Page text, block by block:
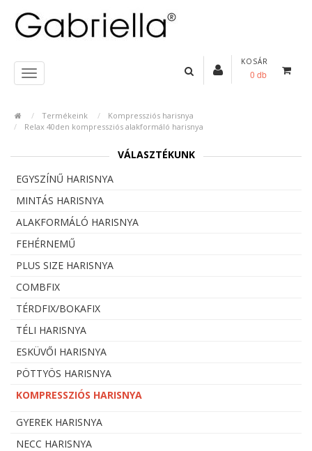
KOSÁR
0 db
Termékeink
Kompressziós harisnya
Relax 40den kompressziós alakformáló harisnya
VÁLASZTÉKUNK
EGYSZÍNŰ HARISNYA
MINTÁS HARISNYA
ALAKFORMÁLÓ HARISNYA
FEHÉRNEMŰ
PLUS SIZE HARISNYA
COMBFIX
TÉRDFIX/BOKAFIX
TÉLI HARISNYA
ESKÜVŐI HARISNYA
PÖTTYÖS HARISNYA
KOMPRESSZIÓS HARISNYA
GYEREK HARISNYA
NECC HARISNYA